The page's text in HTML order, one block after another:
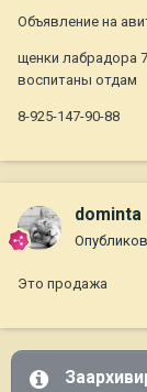
Объявление на
щенки лабрадора
воспитаны отдам
8-925-147-90-88
dominta
Это продажа